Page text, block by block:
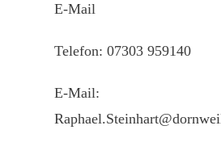
E-Mail
Telefon: 07303 959140
E-Mail: